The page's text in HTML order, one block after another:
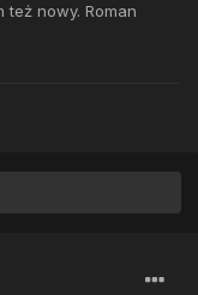
nowy. Roman